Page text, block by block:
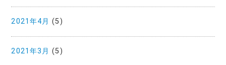
2021年4月 (5)
2021年3月 (5)